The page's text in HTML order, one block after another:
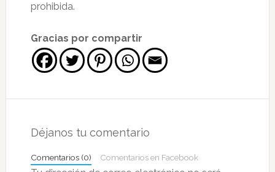
prohibida.
Gracias por compartir
conDéjanos tu comentario
Comentarios (0) Comentarios en Facebook